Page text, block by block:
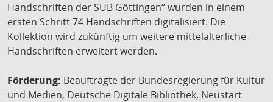
Handschriften der SUB Göttingen“ wurden in einem
ersten Schritt 74 Handschriften digitalisiert. Die
Kollektion wird zukünftig um weitere mittelalterliche
Handschriften erweitert werden.
Förderung: Beauftragte der Bundesregierung für Kultur
und Medien, Deutsche Digitale Bibliothek, Neustart